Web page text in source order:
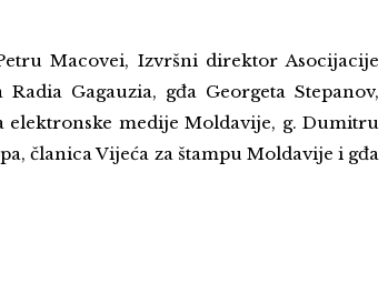
Macovei, Izvršni direktor Asocijacije
Gagauzia, gđa Georgeta Stepanov,
elektronske medije Moldavije, g. Dumitru
članica Vijeća za štampu Moldavije i gđa